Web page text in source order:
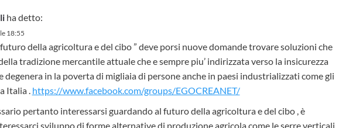
ha detto:
18:55
futuro della agricoltura e del cibo ” deve porsi nuove domande trovare soluzioni che
tradizione mercantile attuale che e sempre piu’ indirizzata verso la insicurezza
degenera in la poverta di migliaia di persone anche in paesi industrializzati come gli
Italia . https://www.facebook.com/groups/EGOCREANET/
pertanto interessarsi guardando al futuro della agricoltura e del cibo , è
sviluppo di forme alternative di produzione agricola come le serre verticali